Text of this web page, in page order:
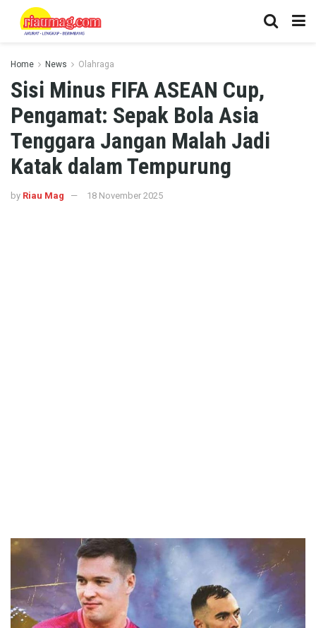
Home News Olahraga
Sisi Minus FIFA ASEAN Cup,
Pengamat: Sepak Bola Asia
Tenggara Jangan Malah Jadi
Katak dalam Tempurung
by Riau Mag 18 November 2025